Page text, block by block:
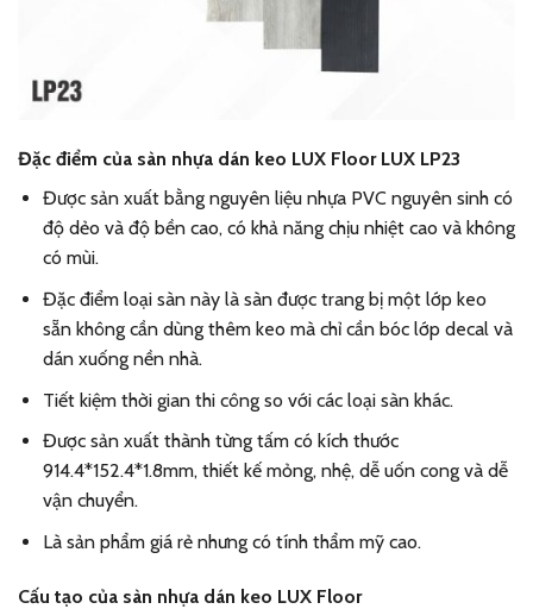
Đặc điểm của sàn nhựa dán keo LUX Floor LUX LP23
Được sản xuất bằng nguyên liệu nhựa PVC nguyên sinh có
độ dẻo và độ bền cao, có khả năng chịu nhiệt cao và không
có mùi.
Đặc điểm loại sàn này là sàn được trang bị một lớp keo
sẵn không cần dùng thêm keo mà chỉ cần bóc lớp decal và
dán xuống nền nhà.
Tiết kiệm thời gian thi công so với các loại sàn khác.
Được sản xuất thành từng tấm có kích thước
914.4*152.4*1.8mm, thiết kế mỏng, nhệ, dễ uốn cong và dễ
vận chuyển.
Là sản phẩm giá rẻ nhưng có tính thẩm mỹ cao.
Cấu tạo của sàn nhựa dán keo LUX Floor